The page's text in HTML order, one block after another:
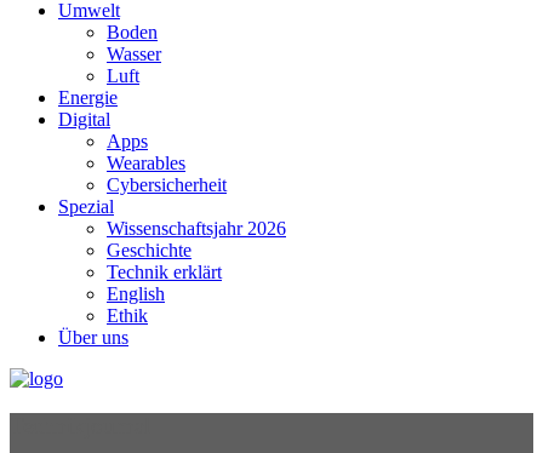
Umwelt
Boden
Wasser
Luft
Energie
Digital
Apps
Wearables
Cybersicherheit
Spezial
Wissenschaftsjahr 2026
Geschichte
Technik erklärt
English
Ethik
Über uns